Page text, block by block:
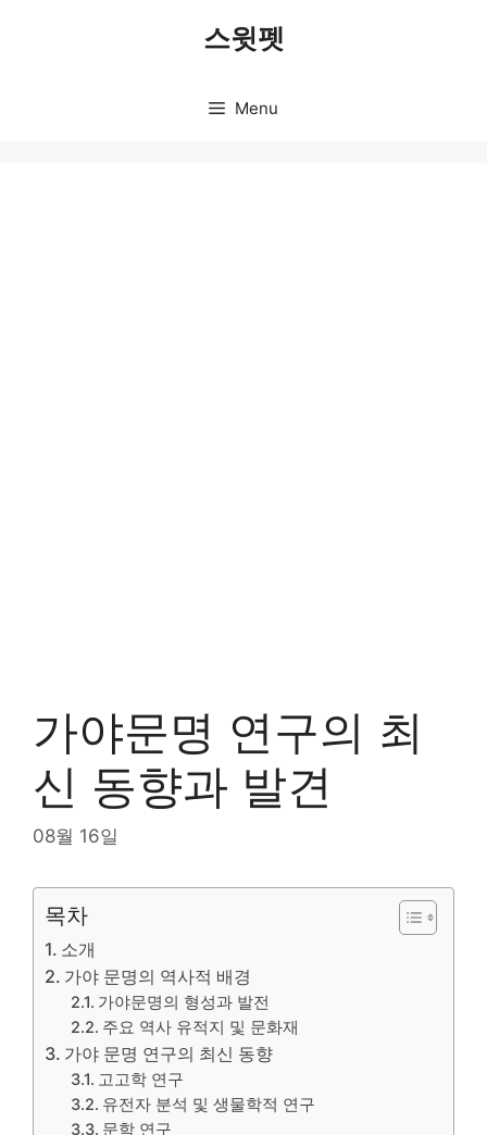
스윗펫
Menu
가야문명 연구의 최
신 동향과 발견
08월 16일
목차
소개
가야 문명의 역사적 배경
가야문명의 형성과 발전
주요 역사 유적지 및 문화재
가야 문명 연구의 최신 동향
고고학 연구
유전자 분석 및 생물학적 연구
문학 연구